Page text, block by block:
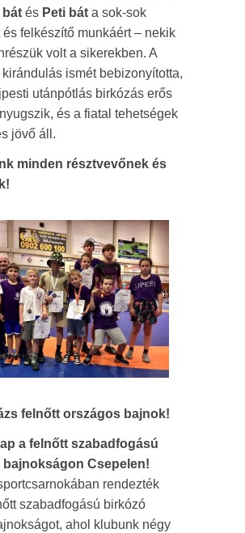
bát és Peti bát a sok-sok
és felkészítő munkáért – nekik
volt a sikerekben. A
ismét bebizonyította,
utánpótlás birkózás erős
és a fiatal tehetségek
jövő áll.
minden résztvevőnek és
felnőtt országos bajnok!
a felnőtt szabadfogású
Csepelen!
rendezték
szabadfogású birkózó
ahol klubunk négy